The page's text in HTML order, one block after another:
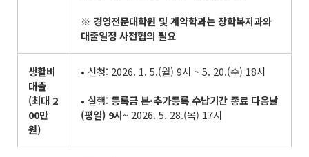
※ 경영전문대학원 및 계약학과는 장학복지과와
대출일정 사전협의 필요
생활비
대출
(최대 2
00만
원)
• 신청: 2026. 1. 5.(월) 9시 ~ 5. 20.(수) 18시
• 실행: 등록금 본·추가등록 수납기간 종료 다음날
(평일) 9시~ 2026. 5. 28.(목) 17시